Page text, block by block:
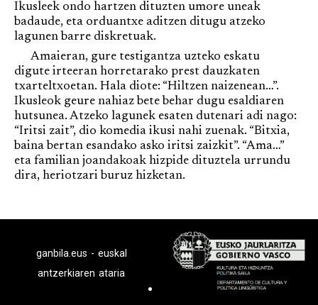
Ikusleek ondo hartzen dituzten umore uneak
badaude, eta orduantxe aditzen ditugu atzeko
lagunen barre diskretuak.
Amaieran, gure testigantza uzteko eskatu
digute irteeran horretarako prest dauzkaten
txarteltxoetan. Hala diote: “Hiltzen naizenean…”.
Ikusleok geure nahiaz bete behar dugu esaldiaren
hutsunea. Atzeko lagunek esaten dutenari adi nago:
“Iritsi zait”, dio komedia ikusi nahi zuenak. “Bitxia,
baina bertan esandako asko iritsi zaizkit”. “Ama…”
eta familian joandakoak hizpide dituztela urrundu
dira, heriotzari buruz hizketan.
ganbila.eus - euskal
antzerkiaren ataria